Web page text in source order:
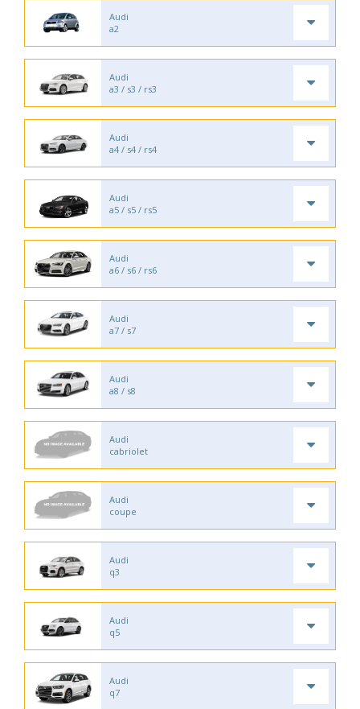
Audi
a2
Audi
a3 / s3 / rs3
Audi
a4 / s4 / rs4
Audi
a5 / s5 / rs5
Audi
a6 / s6 / rs6
Audi
a7 / s7
Audi
a8 / s8
Audi
cabriolet
Audi
coupe
Audi
q3
Audi
q5
Audi
q7